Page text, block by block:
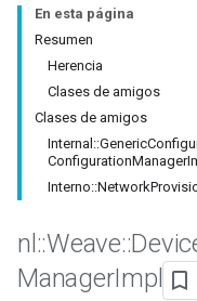
En esta página
Resumen
Herencia
Clases de amigos
Clases de amigos
nl ::Weave::
ManagerImpl